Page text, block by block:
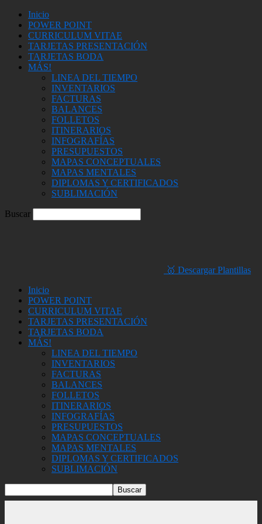
Inicio
POWER POINT
CURRICULUM VITAE
TARJETAS PRESENTACIÓN
TARJETAS BODA
MÁS!
LINEA DEL TIEMPO
INVENTARIOS
FACTURAS
BALANCES
FOLLETOS
ITINERARIOS
INFOGRAFÍAS
PRESUPUESTOS
MAPAS CONCEPTUALES
MAPAS MENTALES
DIPLOMAS Y CERTIFICADOS
SUBLIMACIÓN
Buscar
🥇 Descargar Plantillas
Inicio
POWER POINT
CURRICULUM VITAE
TARJETAS PRESENTACIÓN
TARJETAS BODA
MÁS!
LINEA DEL TIEMPO
INVENTARIOS
FACTURAS
BALANCES
FOLLETOS
ITINERARIOS
INFOGRAFÍAS
PRESUPUESTOS
MAPAS CONCEPTUALES
MAPAS MENTALES
DIPLOMAS Y CERTIFICADOS
SUBLIMACIÓN